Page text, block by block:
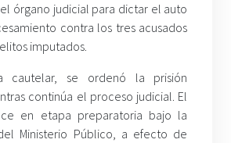
órgano judicial para dictar el auto
contra los tres acusados
imputados.
cautelar, se ordenó la prisión
continúa el proceso judicial. El
en etapa preparatoria bajo la
Ministerio Público, a efecto de